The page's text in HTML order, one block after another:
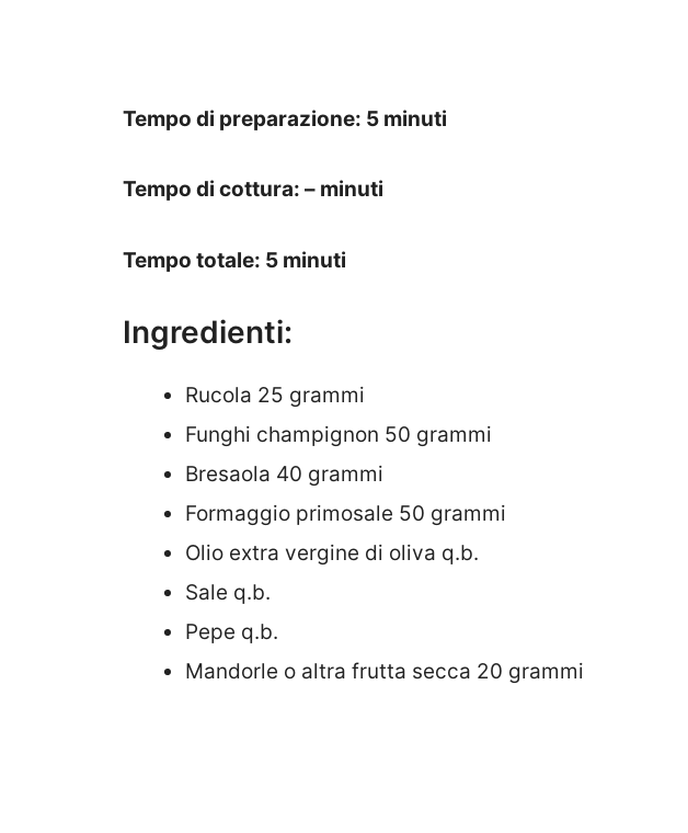
Tempo di preparazione: 5 minuti
Tempo di cottura: – minuti
Tempo totale: 5 minuti
Ingredienti:
Rucola 25 grammi
Funghi champignon 50 grammi
Bresaola 40 grammi
Formaggio primosale 50 grammi
Olio extra vergine di oliva q.b.
Sale q.b.
Pepe q.b.
Mandorle o altra frutta secca 20 grammi